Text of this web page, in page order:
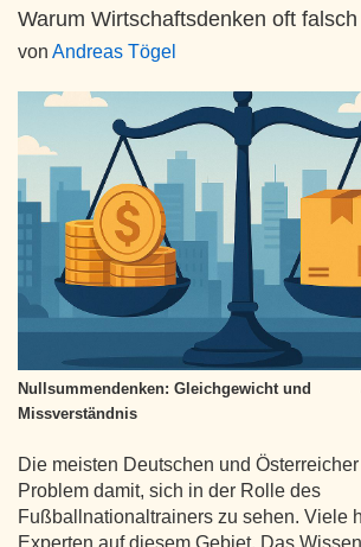
Warum Wirtschaftsdenken oft
von Andreas Tögel
Nullsummendenken: Gleichgewicht und
Missverständnis
Die meisten Deutschen und
Problem damit, sich in der Rolle des
Fußballnationaltrainers zu sehen. Viele
Experten auf diesem Gebiet. Das